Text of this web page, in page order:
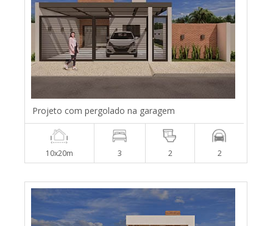
Projeto com pergolado na garagem
10x20m 3 2 2